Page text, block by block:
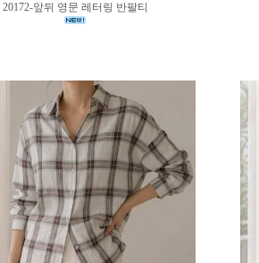
20172-앞뒤 영문 레터링 반팔티